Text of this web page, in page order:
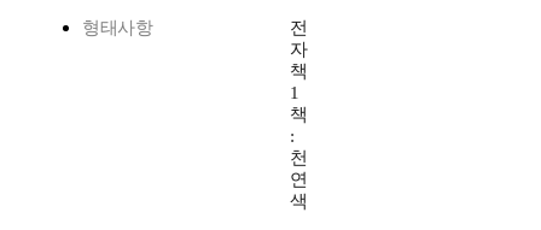
형태사항
전
자
책
1
책
:
천
연
색